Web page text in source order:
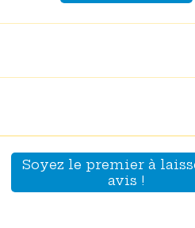
Soyez le premier à
avis !